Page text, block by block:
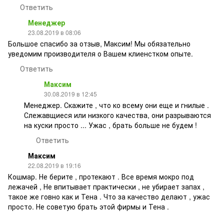
Ответить
Менеджер
23.08.2019 в 08:06
Большое спасибо за отзыв, Максим! Мы обязательно
уведомим производителя о Вашем клиенстком опыте.
Ответить
Максим
30.08.2019 в 12:45
Менеджер. Скажите , что ко всему они еще и гнилые .
Слежавщиеся или низкого качества, они разрываются
на куски просто ... Ужас , брать больше не будем !
Ответить
Максим
22.08.2019 в 19:16
Кошмар. Не берите , протекают . Все время мокро под
лежачей , Не впитывает практически , не убирает запах ,
такое же говно как и Тена . Что за качество делают , ужас
просто. Не советую брать этой фирмы и Тена .